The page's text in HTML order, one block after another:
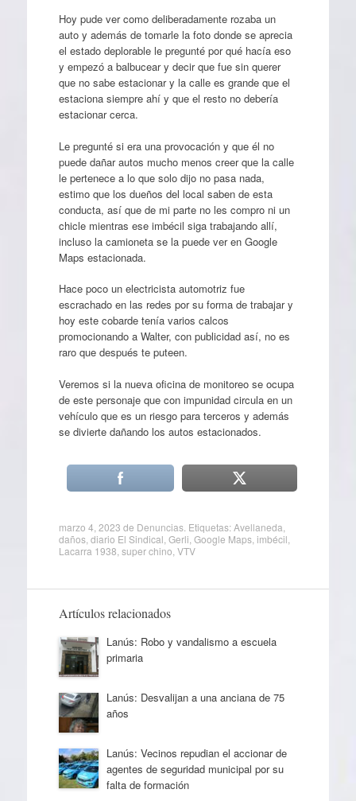
Hoy pude ver como deliberadamente rozaba un
auto y además de tomarle la foto donde se aprecia
el estado deplorable le pregunté por qué hacía eso
y empezó a balbucear y decir que fue sin querer
que no sabe estacionar y la calle es grande que el
estaciona siempre ahí y que el resto no debería
estacionar cerca.
Le pregunté si era una provocación y que él no
puede dañar autos mucho menos creer que la calle
le pertenece a lo que solo dijo no pasa nada,
estimo que los dueños del local saben de esta
conducta, así que de mi parte no les compro ni un
chicle mientras ese imbécil siga trabajando allí,
incluso la camioneta se la puede ver en Google
Maps estacionada.
Hace poco un electricista automotriz fue
escrachado en las redes por su forma de trabajar y
hoy este cobarde tenía varios calcos
promocionando a Walter, con publicidad así, no es
raro que después te puteen.
Veremos si la nueva oficina de monitoreo se ocupa
de este personaje que con impunidad circula en un
vehículo que es un riesgo para terceros y además
se divierte dañando los autos estacionados.
marzo 4, 2023 de Denuncias. Etiquetas:Avellaneda
daños, diario El Sindical Gerli Google Maps, imbécil
Lacarra 1938 super chino VTV
Artículos relacionados
Lanús: Robo y vandalismo a escuela
primaria
Lanús: Desvalijan a una anciana de 75
años
Lanús: Vecinos repudian el accionar de
agentes de seguridad municipal por su
falta de formación